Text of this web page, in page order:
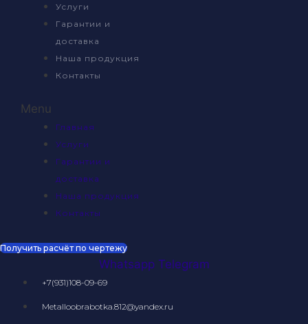
Услуги
Гарантии и
доставка
Наша продукция
Контакты
Menu
Главная
Услуги
Гарантии и
доставка
Наша продукция
Контакты
Получить расчёт по чертежу
Whatsapp Telegram
+7(931)108-09-69
Metalloobrabotka.812@yandex.ru